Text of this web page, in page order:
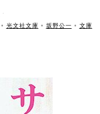
ˑ
• 光文社文庫 • 坂野公一 • 文庫